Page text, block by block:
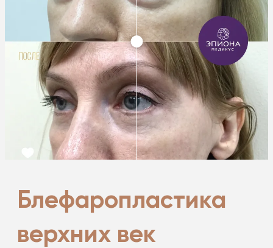
Блефаропластика
верхних век